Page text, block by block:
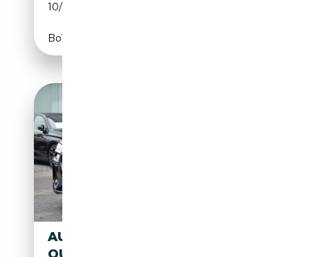
10/2023
Boîte automatique
AUDI Q8 E-TRON E-TRON 50